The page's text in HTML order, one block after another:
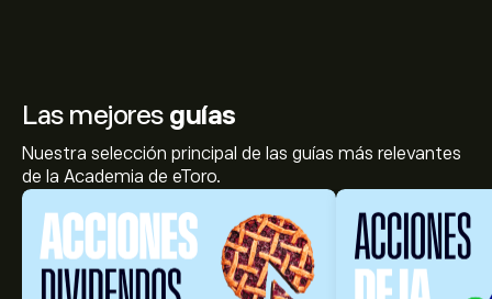
Las mejores guías
Nuestra selección principal de las guías más relevantes
de la Academia de eToro.